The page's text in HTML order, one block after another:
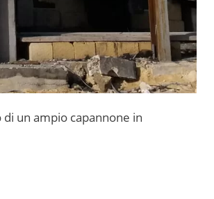
un ampio capannone in